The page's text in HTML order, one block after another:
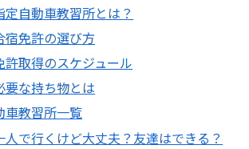
自動車教習所とは？
宿免許の選び方
許取得のスケジュール
要な持ち物とは
車教習所一覧
人で行くけど大丈夫？友達はできる？